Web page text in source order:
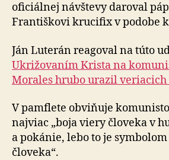
oficiálnej návštevy daroval
Františkovi krucifix v podobe
Ján Luterán reagoval na túto
Ukrižovaním Krista na
Morales hrubo urazil veriacich
V pamflete obviňuje
najviac „boja viery človeka v
a pokánie, lebo to je
človeka“.